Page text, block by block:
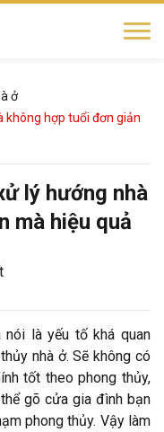
ở
không hợp tuổi đơn giản
lý hướng nhà
mà hiệu quả
là yếu tố khá quan
nhà ở. Sẽ không có
tốt theo phong thủy,
gõ cửa gia đình bạn
phong thủy. Vậy làm